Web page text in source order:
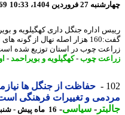
فروردین 1404، 10:33
اداره جنگل داری کهگیلویه و
گفت:160 هزار اصله نهال از گونه
چوب در استان توزیع شده است. - ،
چوب-کهگیلویه و بویراحمد -
حفاظت از جنگل ها نیازمند
و تغییرات فرهنگی است
-سیاسی-